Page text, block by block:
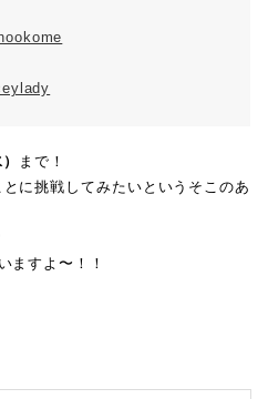
まで！
に挑戦してみたいというそこのあ
ますよ〜！！